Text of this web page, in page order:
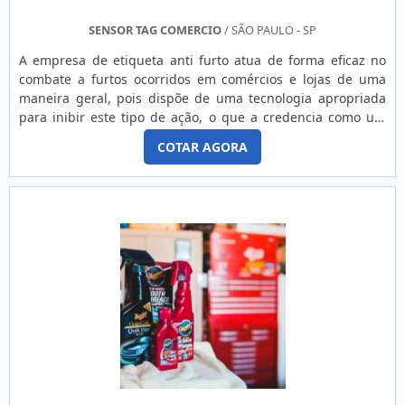
SENSOR TAG COMERCIO/ SÃO PAULO - SP
A empresa de etiqueta anti furto atua de forma eficaz no
combate a furtos ocorridos em comércios e lojas de uma
maneira geral, pois dispõe de uma tecnologia apropriada
para inibir este tipo de ação, o que a credencia como um
dos produtos mais consumidos nos dias atuais dentro do
segmento de segurança tecnológica, mais especificamente
do segmento chamado EAS. Entre os principais negócios
que se beneficiam com os produtos no nicho EAS, se pode
outros. CARACTERÍSTICAS IMPORTANTES DA ETIQUETA Para
ter mais informações sobre os produtos oferecidos pela
empresa, é necessário solicitar um orçamento e, assim,
receber o melhor produto do mercado. Além disso, a
empresa trabalha com funcionários totalmente capacitados
para a realização do serviço. Neste contexto, entra em cena
a etiqueta antifurto, produto altamente eficaz e que pode
ser de duas modalidades distintas: Etiquetas adesivas: são
utilizadas uma única vez, ou seja, são descartáveis e são
COTAR AGORA